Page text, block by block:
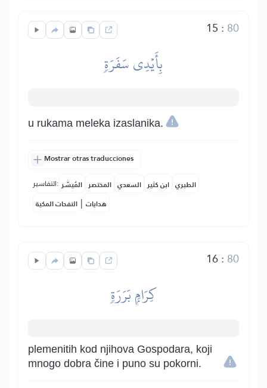
15 : 80
بِأَيۡدِي سَفَرَةٖ
u rukama meleka izaslanika.
Mostrar otras traducciones
التفاسير: المُيسَّر المختصر السعدي ابن كثير الطبري
النفحات المكية | هدايات
16: 80
كِرَامِۭ بَرَرَةٖ
plemenitih kod njihova Gospodara, koji
mnogo dobra čine i puno su pokorni.